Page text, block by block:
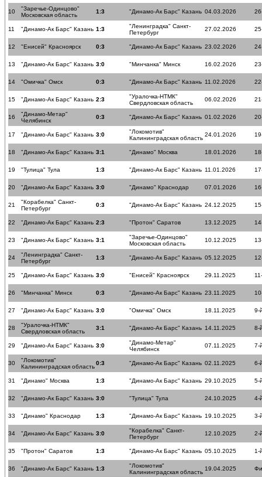
10
"Заречье-Одинцово"
Московская область
1:3 "Динамо-Ак Барс" Казань 04.03.2026
11 "Динамо-Ак Барс" Казань 1:3
"Ленинградка" Санкт-
Петербург
27.02.2026
12 "Енисей" Красноярск 0:3 "Динамо-Ак Барс" Казань 23.02.2026
13 "Динамо-Ак Барс" Казань 3:0 "Минчанка" Минск 16.02.2026
14 "Омичка" Омск 0:3 "Динамо-Ак Барс" Казань 11.02.2026
15 "Динамо-Ак Барс" Казань 2:3
"Уралочка-НТМК"
Свердловская область
06.02.2026
16
"Динамо-Метар"
Челябинск
0:3 "Динамо-Ак Барс" Казань 01.02.2026
17 "Динамо-Ак Барс" Казань 3:0
"Локомотив"
Калининградская область
24.01.2026
18 "Динамо-Ак Барс" Казань 3:1 "Динамо" Москва 18.01.2026
19 "Тулица" Тула 1:3 "Динамо-Ак Барс" Казань 11.01.2026
20 "Динамо-Ак Барс" Казань 3:0 "Динамо" Краснодар 07.01.2026
21
"Корабелка" Санкт-
Петербург
0:3 "Динамо-Ак Барс" Казань 24.12.2025
22 "Динамо-Ак Барс" Казань 2:3 "Протон" Саратов 13.12.2025
23 "Динамо-Ак Барс" Казань 3:1
"Заречье-Одинцово"
Московская область
10.12.2025
24
"Ленинградка" Санкт-
Петербург
1:3 "Динамо-Ак Барс" Казань 05.12.2025
25 "Динамо-Ак Барс" Казань 3:0 "Енисей" Красноярск 29.11.2025
26 "Минчанка" Минск 0:3 "Динамо-Ак Барс" Казань 23.11.2025
27 "Динамо-Ак Барс" Казань 3:0 "Омичка" Омск 18.11.2025 9-
28
"Уралочка-НТМК"
Свердловская область
3:1 "Динамо-Ак Барс" Казань 14.11.2025 8-
29 "Динамо-Ак Барс" Казань 3:0
"Динамо-Метар"
Челябинск
07.11.2025 7-
30
"Локомотив"
Калининградская область
0:3 "Динамо-Ак Барс" Казань 02.11.2025 6-
31 "Динамо" Москва 1:3 "Динамо-Ак Барс" Казань 29.10.2025 5-
32 "Динамо-Ак Барс" Казань 3:0 "Тулица" Тула 24.10.2025 4-
33 "Динамо" Краснодар 1:3 "Динамо-Ак Барс" Казань 19.10.2025 3-
34 "Динамо-Ак Барс" Казань 3:0
"Корабелка" Санкт-
Петербург
12.10.2025 2-
35 "Протон" Саратов 1:3 "Динамо-Ак Барс" Казань 05.10.2025 1-
36 "Динамо-Ак Барс" Казань 1:3
"Локомотив"
Калининградская область
19.04.2025